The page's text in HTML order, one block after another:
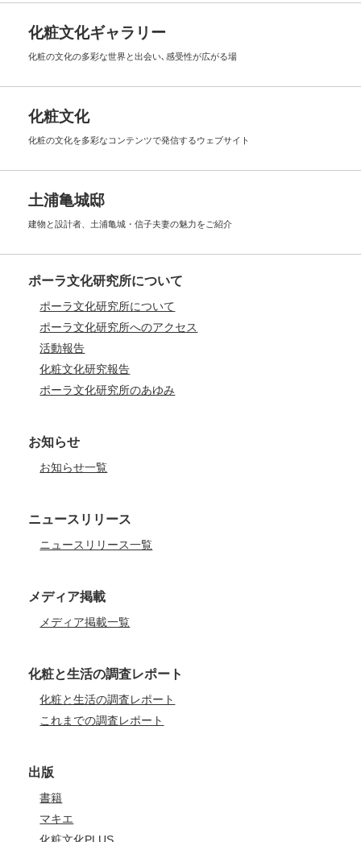
化粧文化ギャラリー
化粧の文化の多彩な世界と出会い､ 感受性が広がる場
化粧文化
化粧の文化を多彩なコンテンツで発信するウェブサイト
土浦亀城邸
建物と設計者、土浦亀城・信子夫妻の魅力をご紹介
ポーラ文化研究所について
ポーラ文化研究所について
ポーラ文化研究所へのアクセス
活動報告
化粧文化研究報告
ポーラ文化研究所のあゆみ
お知らせ
お知らせ一覧
ニュースリリース
ニュースリリース一覧
メディア掲載
メディア掲載一覧
化粧と生活の調査レポート
化粧と生活の調査レポート
これまでの調査レポート
出版
書籍
マキエ
化粧文化PLUS